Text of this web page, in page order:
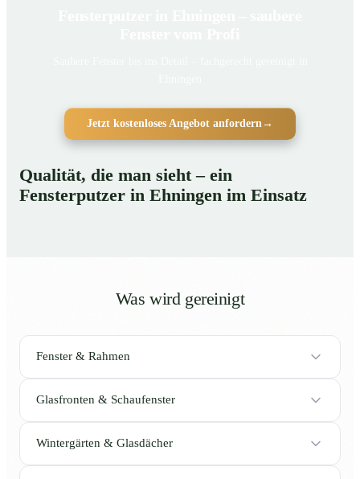
Jetzt kostenloses Angebot anfordern →
Qualität, die man sieht – ein
Fensterputzer in Ehningen im Einsatz
Was wird gereinigt
Fenster & Rahmen
Glasfronten & Schaufenster
Wintergärten & Glasdächer